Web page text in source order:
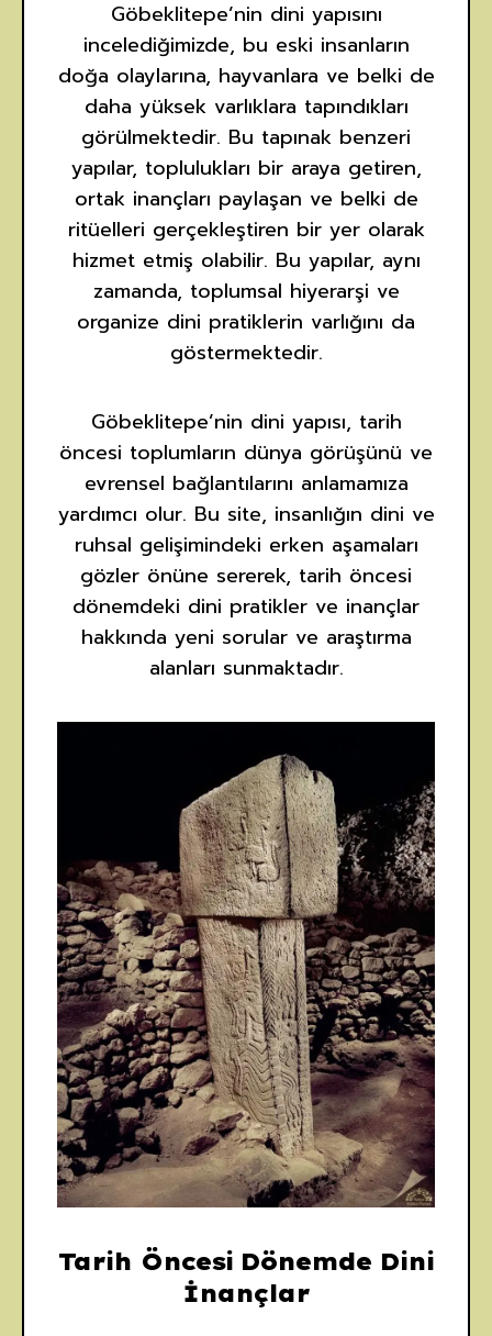
Göbeklitepe’nin dini yapısını
incelediğimizde, bu eski insanların
doğa olaylarına, hayvanlara ve belki de
daha yüksek varlıklara tapındıkları
görülmektedir. Bu tapınak benzeri
yapılar, toplulukları bir araya getiren,
ortak inançları paylaşan ve belki de
ritüelleri gerçekleştiren bir yer olarak
hizmet etmiş olabilir. Bu yapılar, aynı
zamanda, toplumsal hiyerarşi ve
organize dini pratiklerin varlığını da
göstermektedir.
Göbeklitepe’nin dini yapısı, tarih
öncesi toplumların dünya görüşünü ve
evrensel bağlantılarını anlamamıza
yardımcı olur. Bu site, insanlığın dini ve
ruhsal gelişimindeki erken aşamaları
gözler önüne sererek, tarih öncesi
dönemdeki dini pratikler ve inançlar
hakkında yeni sorular ve araştırma
alanları sunmaktadır.
Tarih Öncesi Dönemde Dini
İnançlar